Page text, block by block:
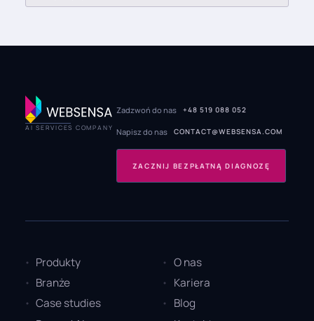
AI SERVICES COMPANY
Zadzwoń do nas +48 519 088 052
Napisz do nas CONTACT@WEBSENSA.COM
ZACZNIJ BEZPŁATNĄ DIAGNOZĘ
Produkty
Branże
Case studies
O nas
Kariera
Blog